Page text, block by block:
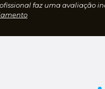
faz uma avaliação